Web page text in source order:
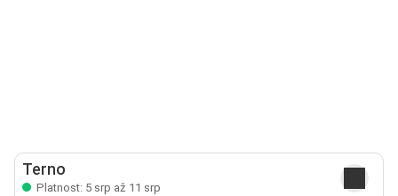
Terno
Platnost: 5 srp až 11 srp